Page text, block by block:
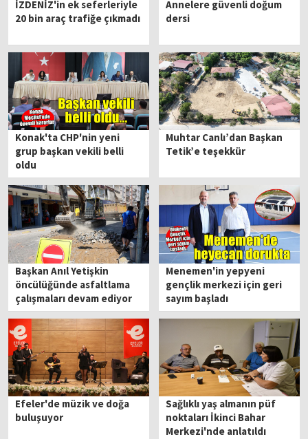
İZDENİZ'in ek seferleriyle
20 bin araç trafiğe çıkmadı
Annelere güvenli doğum
dersi
Konak'ta CHP'nin yeni
grup başkan vekili belli
oldu
Muhtar Canlı’dan Başkan
Tetik’e teşekkür
Başkan Anıl Yetişkin
öncülüğünde asfaltlama
çalışmaları devam ediyor
Menemen'in yepyeni
gençlik merkezi için geri
sayım başladı
Efeler'de müzik ve doğa
buluşuyor
Sağlıklı yaş almanın püf
noktaları İkinci Bahar
Merkezi'nde anlatıldı